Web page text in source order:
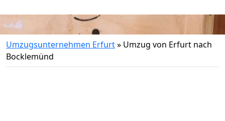
Umzugsunternehmen Erfurt» Umzug von Erfurt nach
Bocklemünd